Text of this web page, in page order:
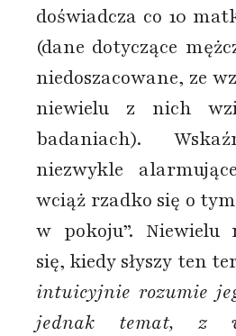
doświadcza co 10
(dane dotyczące
niedoszacowane, ze
niewielu z nich
badaniach).
niezwykle
wciąż rzadko się o tym
w pokoju”. Niewielu
się, kiedy słyszy ten
intuicyjnie rozumie
jednak temat, z